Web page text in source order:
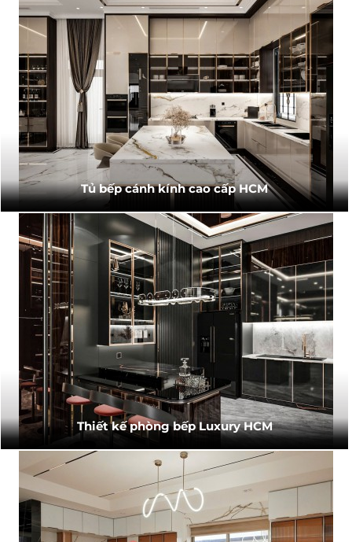
Tủ bếp cánh kính cao cấp HCM
Thiết kế phòng bếp Luxury HCM